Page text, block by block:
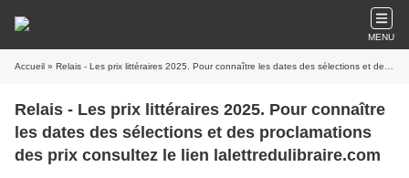
MENU
Accueil » Relais - Les prix littéraires 2025. Pour connaître les dates des sélections et des proclamations des prix consultez le lien lalettredulibraire.com
Relais - Les prix littéraires 2025. Pour connaître
les dates des sélections et des proclamations
des prix consultez le lien lalettredulibraire.com